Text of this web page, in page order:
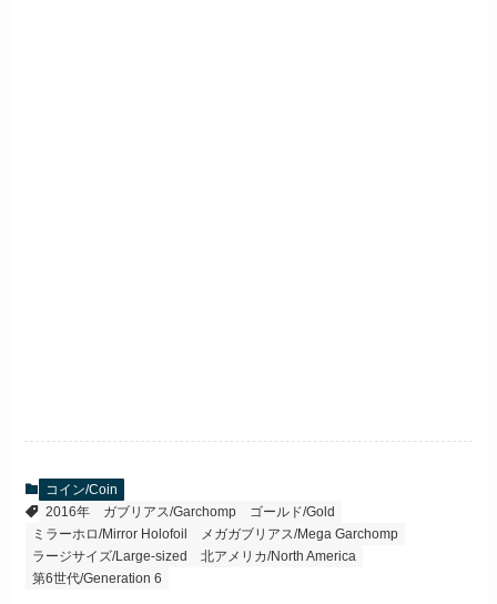
コイン/Coin
2016年
ガブリアス/Garchomp
ゴールド/Gold
ミラーホロ/Mirror Holofoil
メガガブリアス/Mega Garchomp
ラージサイズ/Large-sized
北アメリカ/North America
第6世代/Generation 6